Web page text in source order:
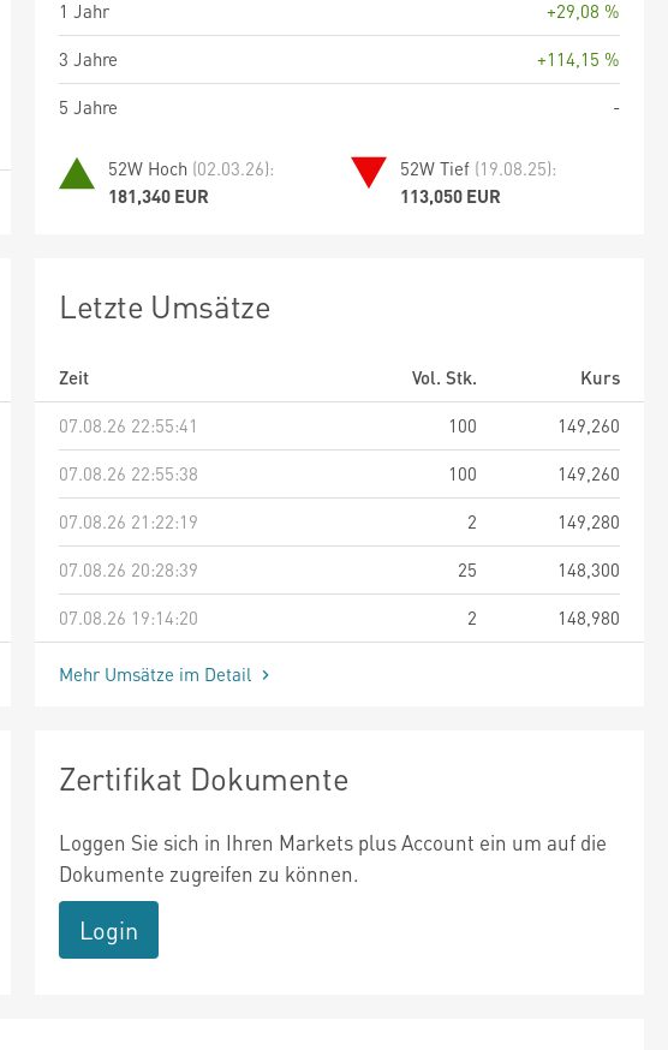
1 Jahr
+29,08 %
3 Jahre
+114,15 %
5 Jahre
-
52W Hoch (02.03.26):
181,340 EUR
52W Tief (19.08.25):
113,050 EUR
Letzte Umsätze
Zeit Vol. Stk.
Kurs
07.08.26 22:55:41
100
149,260
07.08.26 22:55:38
100
149,260
07.08.26 21:22:19
2
149,280
07.08.26 20:28:39
25
148,300
07.08.26 19:14:20
2 148,980
Mehr Umsätze im Detail
Zertifikat Dokumente
Loggen Sie sich in Ihren Markets plus Account ein um auf die
Dokumente zugreifen zu können.
Login